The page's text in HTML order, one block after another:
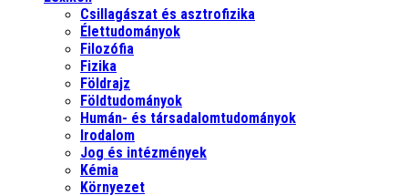
Csillagászat és asztrofizika
Élettudományok
Filozófia
Fizika
Földrajz
Földtudományok
Humán- és társadalomtudományok
Irodalom
Jog és intézmények
Kémia
Környezet